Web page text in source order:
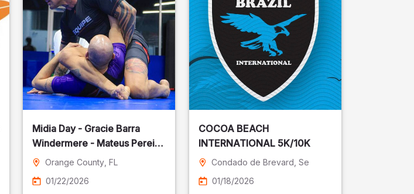
Midia Day - Gracie Barra
Windermere - Mateus Pereira
Fotografia
Orange County , FL
01/22/2026
COCOA BEACH
INTERNATIONAL 5K/10K
Condado de Brevard , Se
01/18/2026